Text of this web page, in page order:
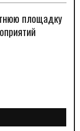
площадку